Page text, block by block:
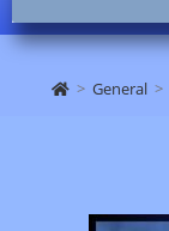
> General >